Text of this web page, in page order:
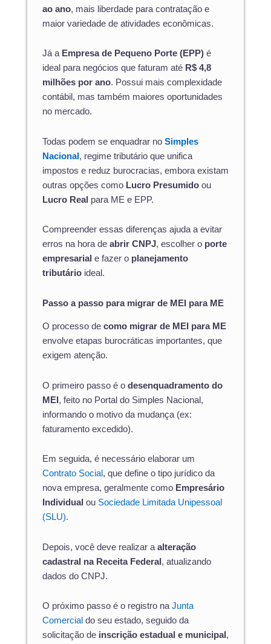
ao ano, mais liberdade para contratação e
maior variedade de atividades econômicas.
Já a Empresa de Pequeno Porte (EPP) é
ideal para negócios que faturam até R$ 4,8
milhões por ano. Possui mais complexidade
contábil, mas também maiores oportunidades
no mercado.
Todas podem se enquadrar no Simples
Nacional , regime tributário que unifica
impostos e reduz burocracias, embora existam
outras opções como Lucro Presumido ou
Lucro Real para ME e EPP.
Compreender essas diferenças ajuda a evitar
erros na hora de abrir CNPJ, escolher o porte
empresarial e fazer o planejamento
tributário ideal.
Passo a passo para migrar de MEI para ME
O processo de como migrar de MEI para ME
envolve etapas burocráticas importantes, que
exigem atenção.
O primeiro passo é o desenquadramento do
MEI , feito no Portal do Simples Nacional,
informando o motivo da mudança (ex:
faturamento excedido).
Em seguida, é necessário elaborar um
Contrato Social, que define o tipo jurídico da
nova empresa, geralmente como Empresário
Individual ou Sociedade Limitada Unipessoal
(SLU).
Depois, você deve realizar a alteração
cadastral na Receita Federal , atualizando
dados do CNPJ.
O próximo passo é o registro naJunta
Comercial do seu estado, seguido da
solicitação de inscrição estadual e municipal ,